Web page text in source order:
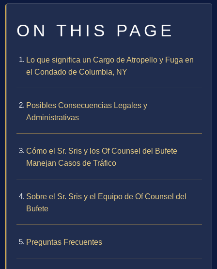
ON THIS PAGE
Lo que significa un Cargo de Atropello y Fuga en
el Condado de Columbia, NY
Posibles Consecuencias Legales y
Administrativas
Cómo el Sr. Sris y los Of Counsel del Bufete
Manejan Casos de Tráfico
Sobre el Sr. Sris y el Equipo de Of Counsel del
Bufete
Preguntas Frecuentes